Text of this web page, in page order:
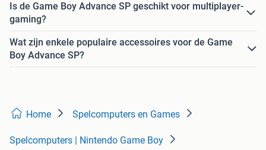
Is de Game Boy Advance SP geschikt voor multiplayer-
gaming?
Wat zijn enkele populaire accessoires voor de Game
Boy Advance SP?
Home Spelcomputers en Games
Spelcomputers | Nintendo Game Boy